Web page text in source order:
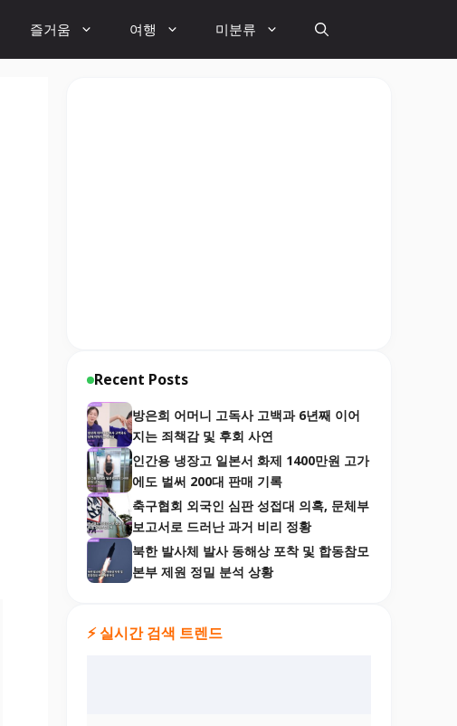
즐거움 여행 미분류
Recent Posts
방은희 어머니 고독사 고백과 6년째 이어
지는 죄책감 및 후회 사연
인간용 냉장고 일본서 화제 1400만원 고가
에도 벌써 200대 판매 기록
축구협회 외국인 심판 성접대 의혹, 문체부
보고서로 드러난 과거 비리 정황
북한 발사체 발사 동해상 포착 및 합동참모
본부 제원 정밀 분석 상황
⚡ 실시간 검색 트렌드